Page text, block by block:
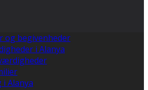
og begivenheder
i Alanya
Alanya